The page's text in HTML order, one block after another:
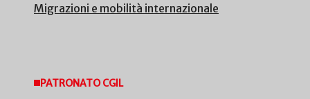
Migrazioni e mobilità internazionale
PATRONATO CGIL